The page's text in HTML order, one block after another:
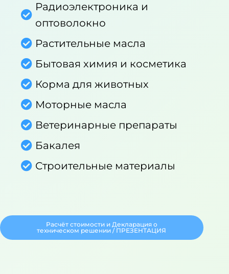
Радиоэлектроника и
оптоволокно
Растительные масла
Бытовая химия и косметика
Корма для животных
Моторные масла
Ветеринарные препараты
Бакалея
Строительные материалы
Расчёт стоимости и Декларация о
техническом решении / ПРЕЗЕНТАЦИЯ